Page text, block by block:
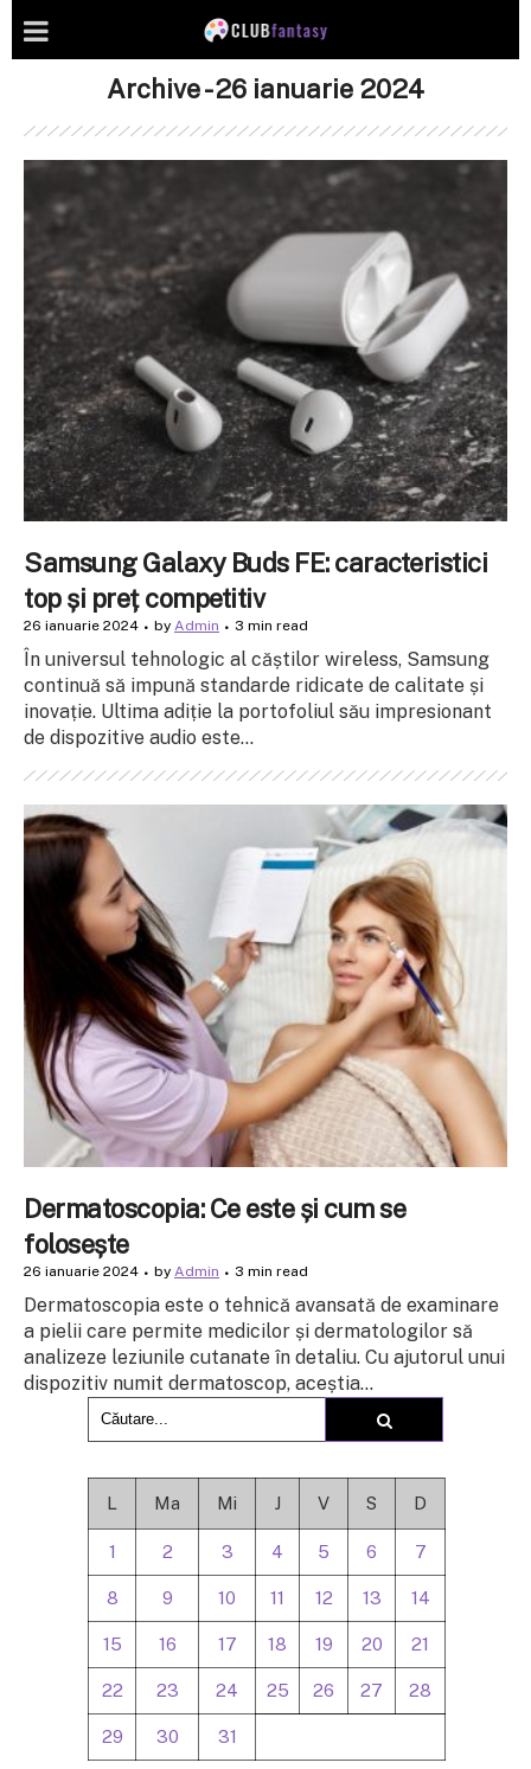
Archive - 26 ianuarie 2024
Samsung Galaxy Buds FE: caracteristici
top și preț competitiv
26 ianuarie 2024 by Admin 3 min read
În universul tehnologic al căștilor wireless, Samsung
continuă să impună standarde ridicate de calitate și
inovație. Ultima adiție la portofoliul său impresionant
de dispozitive audio este...
Dermatoscopia: Ce este și cum se
folosește
26 ianuarie 2024 by Admin 3 min read
Dermatoscopia este o tehnică avansată de examinare
a pielii care permite medicilor și dermatologilor să
analizeze leziunile cutanate în detaliu. Cu ajutorul unui
dispozitiv numit dermatoscop, aceștia...
L Ma Mi J V S D
1 2 3 4 5 6 7
8 9 10 11 12 13 14
15 16 17 18 19 20 21
22 23 24 25 26 27 28
29 30 31